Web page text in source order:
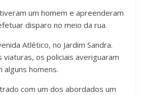
um homem e apreenderam
disparo no meio da rua.
Atlético, no Jardim Sandra.
viaturas, os policiais averiguaram
homens.
com um dos abordados um